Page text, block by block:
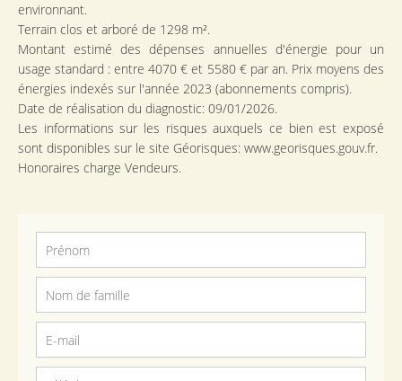
environnant.
Terrain clos et arboré de 1298 m².
Montant estimé des dépenses annuelles d'énergie pour un
usage standard : entre 4070 € et 5580 € par an. Prix moyens des
énergies indexés sur l'année 2023 (abonnements compris).
Date de réalisation du diagnostic: 09/01/2026.
Les informations sur les risques auxquels ce bien est exposé
sont disponibles sur le site Géorisques: www.georisques.gouv.fr.
Honoraires charge Vendeurs.